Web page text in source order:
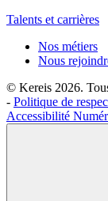
Talents et carrières
Nos métiers
Nous
© Kereis 2026.
- Politique de
Accessibilité